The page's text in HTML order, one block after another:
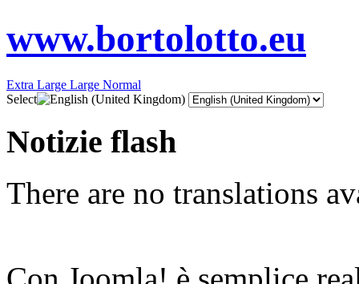
www.bortolotto.eu
Extra Large Large Normal
Select
Notizie flash
There are no translations